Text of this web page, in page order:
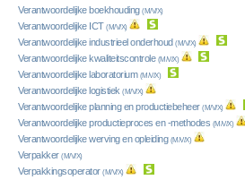
Verantwoordelijke boekhouding (M/V/X)
Verantwoordelijke ICT (M/V/X)
Verantwoordelijke industrieel onderhoud (M/V/X)
Verantwoordelijke kwaliteitscontrole (M/V/X)
Verantwoordelijke laboratorium (M/V/X)
Verantwoordelijke logistiek (M/V/X)
Verantwoordelijke planning en productiebeheer (M/V/X)
Verantwoordelijke productieproces en -methodes (M/V/X)
Verantwoordelijke werving en opleiding (M/V/X)
Verpakker (M/V/X)
Verpakkingsoperator (M/V/X)